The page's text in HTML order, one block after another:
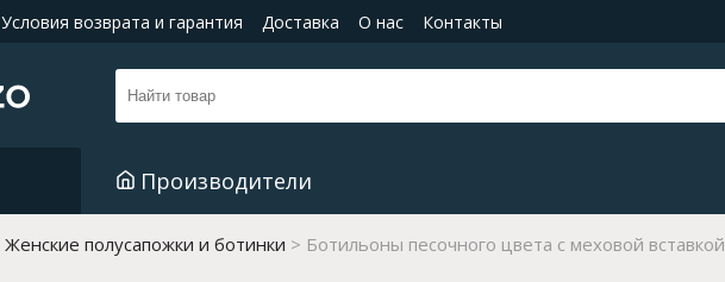
Условия возврата и гарантия Доставка О нас Контакты
Производители
Женские полусапожки и ботинки Ботильоны песочного цвета с меховой